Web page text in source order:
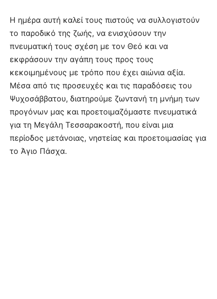
Η ημέρα αυτή καλεί τους πιστούς να συλλογιστούν
το παροδικό της ζωής, να ενισχύσουν την
πνευματική τους σχέση με τον Θεό και να
εκφράσουν την αγάπη τους προς τους
κεκοιμημένους με τρόπο που έχει αιώνια αξία.
Μέσα από τις προσευχές και τις παραδόσεις του
Ψυχοσάββατου, διατηρούμε ζωντανή τη μνήμη των
προγόνων μας και προετοιμαζόμαστε πνευματικά
για τη Μεγάλη Τεσσαρακοστή, που είναι μια
περίοδος μετάνοιας, νηστείας και προετοιμασίας για
το Άγιο Πάσχα.